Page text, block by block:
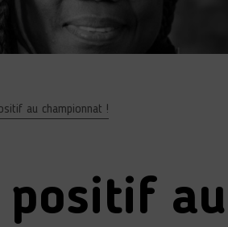
au championnat !
positif